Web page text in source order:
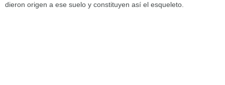
dieron origen a ese suelo y constituyen así el esqueleto.